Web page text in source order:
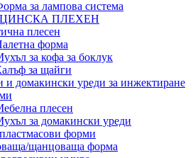
за лампова система
ПЛЕХЕН
плесен
форма
за кофа за боклук
за щайги
и домакински уреди за инжектиране
плесен
за домакински уреди
форми
щанцоваща форма